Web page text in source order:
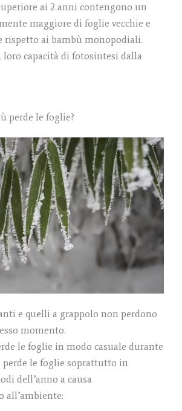
ai 2 anni contengono un
maggiore di foglie vecchie e
rispetto ai bambù monopodiali.
loro capacità di fotosintesi dalla
perde le foglie?
e quelli a grappolo non perdono
momento.
le foglie in modo casuale durante
perde le foglie soprattutto in
dell’anno a causa
all’ambiente: